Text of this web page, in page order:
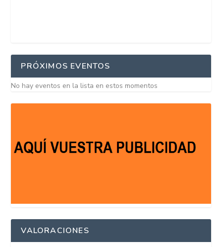
PRÓXIMOS EVENTOS
No hay eventos en la lista en estos momentos
VALORACIONES